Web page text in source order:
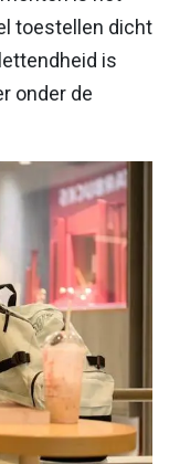
toestellen dicht
is
onder de